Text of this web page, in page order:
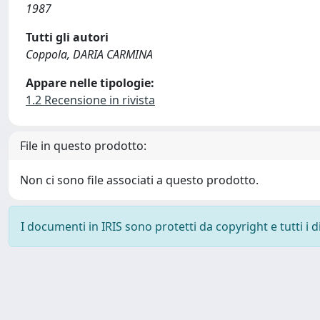
1987
Tutti gli autori
Coppola, DARIA CARMINA
Appare nelle tipologie:
1.2 Recensione in rivista
File in questo prodotto:
Non ci sono file associati a questo prodotto.
I documenti in IRIS sono protetti da copyright e tutti i